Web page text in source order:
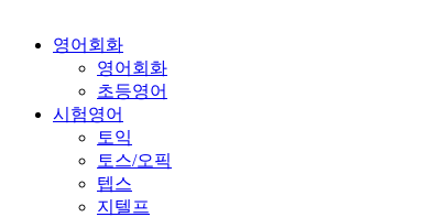
영어회화
영어회화
초등영어
시험영어
토익
토스/오픽
텝스
지텔프